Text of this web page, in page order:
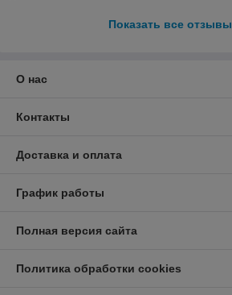
Показать все отзывы
О нас
Контакты
Доставка и оплата
График работы
Полная версия сайта
Политика обработки cookies